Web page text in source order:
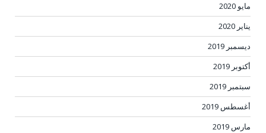
مايو 2020
يناير 2020
ديسمبر 2019
أكتوبر 2019
سبتمبر 2019
أغسطس 2019
مارس 2019